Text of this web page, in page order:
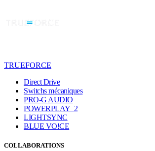
TRUEFORCE
Direct Drive
Switchs mécaniques
PRO-G AUDIO
POWERPLAY 2
LIGHTSYNC
BLUE VO!CE
COLLABORATIONS